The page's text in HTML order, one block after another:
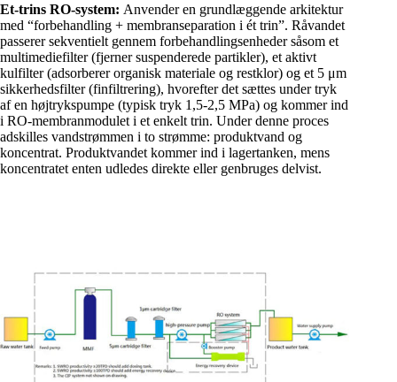
Et-trins RO-system: Anvender en grundlæggende arkitektur
med “forbehandling + membranseparation i ét trin”. Råvandet
passerer sekventielt gennem forbehandlingsenheder såsom et
multimediefilter (fjerner suspenderede partikler), et aktivt
kulfilter (adsorberer organisk materiale og restklor) og et 5 μm
sikkerhedsfilter (finfiltrering), hvorefter det sættes under tryk
af en højtrykspumpe (typisk tryk 1,5-2,5 MPa) og kommer ind
i RO-membranmodulet i et enkelt trin. Under denne proces
adskilles vandstrømmen i to strømme: produktvand og
koncentrat. Produktvandet kommer ind i lagertanken, mens
koncentratet enten udledes direkte eller genbruges delvist.